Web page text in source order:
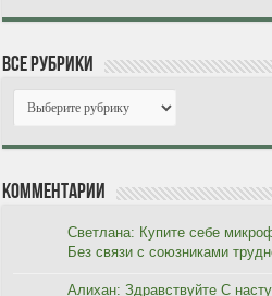
Все рубрики
Комментарии
Светлана: Купите себе
Без связи с союзниками
Алихан: Здравствуйте С